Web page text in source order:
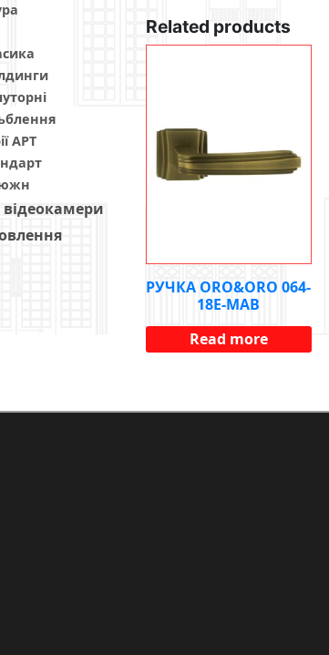
АРТ
Related products
РУЧКА ORO&ORO 064-
18E-MAB
Read more